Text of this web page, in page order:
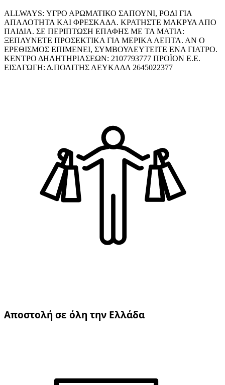
ALLWAYS: ΥΓΡΟ ΑΡΩΜΑΤΙΚΟ ΣΑΠΟΥΝΙ, ΡΟΔΙ ΓΙΑ
ΑΠΑΛΟΤΗΤΑ ΚΑΙ ΦΡΕΣΚΑΔΑ. ΚΡΑΤΗΣΤΕ ΜΑΚΡΥΑ ΑΠΟ
ΠΑΙΔΙΑ. ΣΕ ΠΕΡΙΠΤΩΣΗ ΕΠΑΦΗΣ ΜΕ ΤΑ ΜΑΤΙΑ:
ΞΕΠΛΥΝΕΤΕ ΠΡΟΣΕΚΤΙΚΑ ΓΙΑ ΜΕΡΙΚΑ ΛΕΠΤΑ. ΑΝ Ο
ΕΡΕΘΙΣΜΟΣ ΕΠΙΜΕΝΕΙ, ΣΥΜΒΟΥΛΕΥΤΕΙΤΕ ΕΝΑ ΓΙΑΤΡΟ.
ΚΕΝΤΡΟ ΔΗΛΗΤΗΡΙΑΣΕΩΝ: 2107793777 ΠΡΟΪΟΝ Ε.Ε.
ΕΙΣΑΓΩΓΗ: Δ.ΠΟΛΙΤΗΣ ΛΕΥΚΑΔΑ 2645022377
Αποστολή σε όλη την Ελλάδα